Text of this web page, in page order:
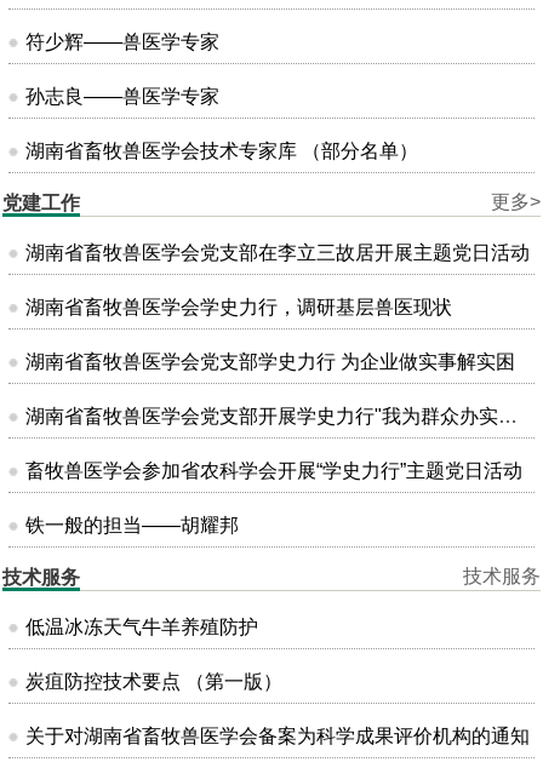
符少辉——兽医学专家
孙志良——兽医学专家
湖南省畜牧兽医学会技术专家库 （部分名单）
更多>
党建工作
湖南省畜牧兽医学会党支部在李立三故居开展主题党日活动
湖南省畜牧兽医学会学史力行，调研基层兽医现状
湖南省畜牧兽医学会党支部学史力行 为企业做实事解实困
湖南省畜牧兽医学会党支部开展学史力行"我为群众办实事"主题党日活动
畜牧兽医学会参加省农科学会开展“学史力行”主题党日活动
铁一般的担当——胡耀邦
技术服务
技术服务
低温冰冻天气牛羊养殖防护
炭疽防控技术要点 （第一版）
关于对湖南省畜牧兽医学会备案为科学成果评价机构的通知